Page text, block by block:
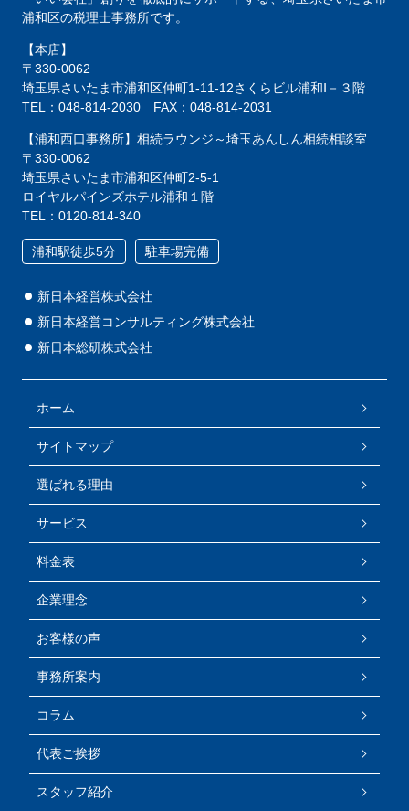
浦和区の税理士事務所です。
【本店】
〒330-0062
埼玉県さいたま市浦和区仲町1-11-12さくらビル浦和Ⅰ－３階
TEL：048-814-2030
FAX：048-814-2031
【浦和西口事務所】相続ラウンジ～埼玉あんしん相続相談室
〒330-0062
埼玉県さいたま市浦和区仲町2-5-1
ロイヤルパインズホテル浦和１階
TEL：0120-814-340
浦和駅徒歩5分 駐車場完備
新日本経営株式会社
新日本経営コンサルティング株式会社
新日本総研株式会社
ホーム
サイトマップ
選ばれる理由
サービス
料金表
企業理念
お客様の声
事務所案内
コラム
代表ご挨拶
スタッフ紹介